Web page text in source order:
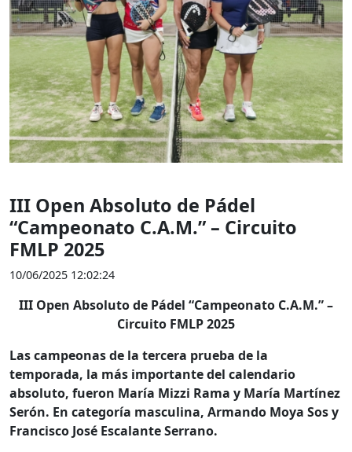
III Open Absoluto de Pádel
“Campeonato C.A.M.” – Circuito
FMLP 2025
10/06/2025 12:02:24
III Open Absoluto de Pádel “Campeonato C.A.M.” –
Circuito FMLP 2025
Las campeonas de la tercera prueba de la
temporada, la más importante del calendario
absoluto, fueron María Mizzi Rama y María Martínez
Serón. En categoría masculina, Armando Moya Sos y
Francisco José Escalante Serrano.